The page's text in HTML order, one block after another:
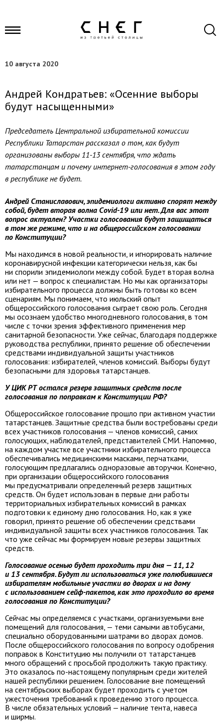
10 августа 2020
Андрей Кондратьев: «Осенние выборы
будут насыщенными»
Председатель Центральной избирательной комиссии
Республики Татарстан рассказал о том, как будут
организованы выборы 11-13 сентября, что ждать
татарстанцам и почему интернет-голосования в этом году
в республике не будет.
Андрей Станиславович, эпидемиологи активно спорят между
собой, будет вторая волна Covid-19 или нет. Для вас этот
вопрос актуален? Участки голосования будут защищаться
в том же режиме, что и на общероссийском голосовании
по Конституции?
Мы находимся в новой реальности, и игнорировать наличие
коронавирусной инфекции категорически нельзя, как бы
ни спорили эпидемиологи между собой. Будет вторая волна
или нет — вопрос к специалистам. Но мы как организаторы
избирательного процесса должны быть готовы ко всем
сценариям. Мы понимаем, что июльский опыт
общероссийского голосования сыграет свою роль. Сегодня
мы осознаем удобство многодневного голосования, в том
числе с точки зрения эффективного применения мер
санитарной безопасности. Уже сейчас, благодаря поддержке
руководства республики, принято решение об обеспечении
средствами индивидуальной защиты участников
голосования: избирателей, членов комиссий. Выборы будут
безопасными для здоровья татарстанцев.
У ЦИК РТ остался резерв защитных средств после
голосования по поправкам к Конституции РФ?
Общероссийское голосование прошло при активном участии
татарстанцев. Защитные средства были востребованы среди
всех участников голосования — членов комиссий, самих
голосующих, наблюдателей, представителей СМИ. Напомню,
на каждом участке все участники избирательного процесса
обеспечивались медицинскими масками, перчатками,
голосующим предлагались одноразовые авторучки. Конечно,
при организации общероссийского голосования
мы предусматривали определенный резерв защитных
средств. Он будет использован в первые дни работы
территориальных избирательных комиссий в рамках
подготовки к единому дню голосования. Но, как я уже
говорил, принято решение об обеспечении средствами
индивидуальной защиты всех участников голосования. Так
что уже сейчас мы формируем новые резервы защитных
средств.
Голосование осенью будет проходить три дня — 11, 12
и 13 сентября. Будут ли использоваться уже полюбившиеся
избирателям мобильные участки во дворах и на дому
с использованием сейф-пакетов, как это проходило во время
голосования по Конституции?
Сейчас мы определяемся с участками, организуемыми вне
помещений для голосования, — теми самыми автобусами,
специально оборудованными шатрами во дворах домов.
После общероссийского голосования по вопросу одобрения
поправок в Конституцию мы получили от татарстанцев
много обращений с просьбой продолжить такую практику.
Это оказалось по-настоящему популярным среди жителей
нашей республики решением. Голосование вне помещений
на сентябрьских выборах будет проходить с учетом
ужесточения требований к проведению этого процесса.
В числе обязательных условий — наличие тента, навеса
и ширмы.